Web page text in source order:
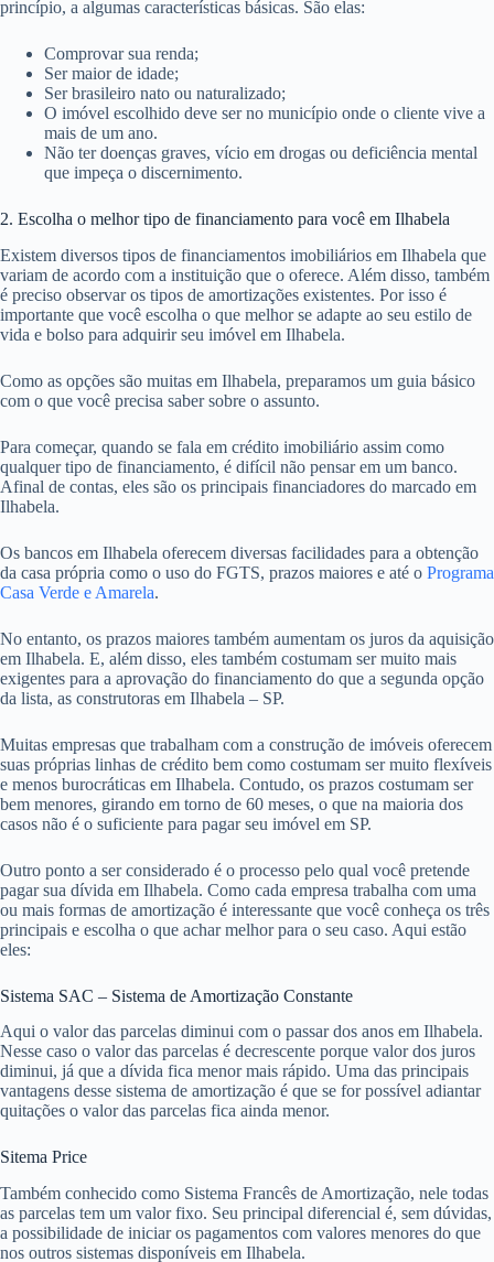
princípio, a algumas características básicas. São elas:
Comprovar sua renda;
Ser maior de idade;
Ser brasileiro nato ou naturalizado;
O imóvel escolhido deve ser no município onde o cliente vive a
mais de um ano.
Não ter doenças graves, vício em drogas ou deficiência mental
que impeça o discernimento.
2. Escolha o melhor tipo de financiamento para você em Ilhabela
Existem diversos tipos de financiamentos imobiliários em Ilhabela que
variam de acordo com a instituição que o oferece. Além disso, também
é preciso observar os tipos de amortizações existentes. Por isso é
importante que você escolha o que melhor se adapte ao seu estilo de
vida e bolso para adquirir seu imóvel em Ilhabela.
Como as opções são muitas em Ilhabela, preparamos um guia básico
com o que você precisa saber sobre o assunto.
Para começar, quando se fala em crédito imobiliário assim como
qualquer tipo de financiamento, é difícil não pensar em um banco.
Afinal de contas, eles são os principais financiadores do marcado em
Ilhabela.
Os bancos em Ilhabela oferecem diversas facilidades para a obtenção
da casa própria como o uso do FGTS, prazos maiores e até o Programa
Casa Verde e Amarela.
No entanto, os prazos maiores também aumentam os juros da aquisição
em Ilhabela. E, além disso, eles também costumam ser muito mais
exigentes para a aprovação do financiamento do que a segunda opção
da lista, as construtoras em Ilhabela – SP.
Muitas empresas que trabalham com a construção de imóveis oferecem
suas próprias linhas de crédito bem como costumam ser muito flexíveis
e menos burocráticas em Ilhabela. Contudo, os prazos costumam ser
bem menores, girando em torno de 60 meses, o que na maioria dos
casos não é o suficiente para pagar seu imóvel em SP.
Outro ponto a ser considerado é o processo pelo qual você pretende
pagar sua dívida em Ilhabela. Como cada empresa trabalha com uma
ou mais formas de amortização é interessante que você conheça os três
principais e escolha o que achar melhor para o seu caso. Aqui estão
eles:
Sistema SAC – Sistema de Amortização Constante
Aqui o valor das parcelas diminui com o passar dos anos em Ilhabela.
Nesse caso o valor das parcelas é decrescente porque valor dos juros
diminui, já que a dívida fica menor mais rápido. Uma das principais
vantagens desse sistema de amortização é que se for possível adiantar
quitações o valor das parcelas fica ainda menor.
Sitema Price
Também conhecido como Sistema Francês de Amortização, nele todas
as parcelas tem um valor fixo. Seu principal diferencial é, sem dúvidas,
a possibilidade de iniciar os pagamentos com valores menores do que
nos outros sistemas disponíveis em Ilhabela.